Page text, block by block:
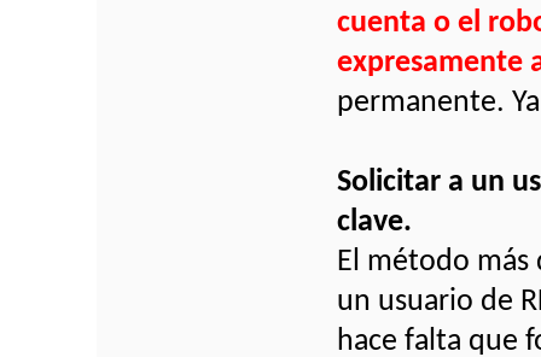
cuenta o el
expresamente
permanente.
Solicitar a un
clave.
El método
un usuario de
hace falta que